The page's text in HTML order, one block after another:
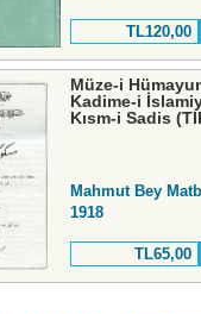
TL120,00
Müze-i
Kadime-i
Kısm-i Sadis
Mahmut Bey
1918
TL65,00